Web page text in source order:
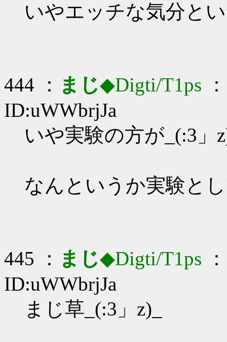
いやエッチな気分と
444 ： まじ◆Digti/T1ps
ID:uWWbrjJa
いや実験の方が_(:3」
なんというか実験と
445 ： まじ◆Digti/T1ps
ID:uWWbrjJa
まじ草_(:3」z)_